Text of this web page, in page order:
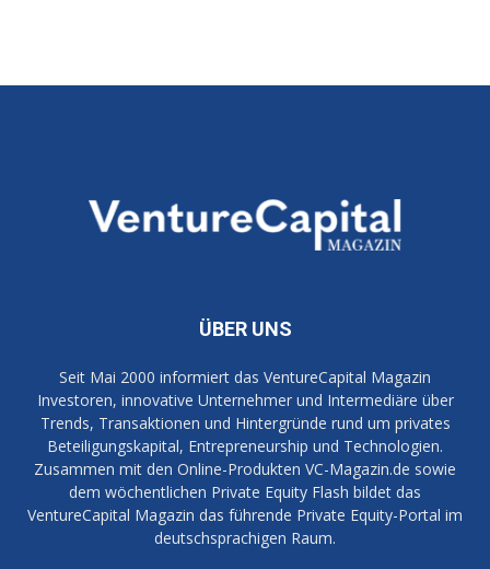
ÜBER UNS
Seit Mai 2000 informiert das VentureCapital Magazin
Investoren, innovative Unternehmer und Intermediäre über
Trends, Transaktionen und Hintergründe rund um privates
Beteiligungskapital, Entrepreneurship und Technologien.
Zusammen mit den Online-Produkten VC-Magazin.de sowie
dem wöchentlichen Private Equity Flash bildet das
VentureCapital Magazin das führende Private Equity-Portal im
deutschsprachigen Raum.